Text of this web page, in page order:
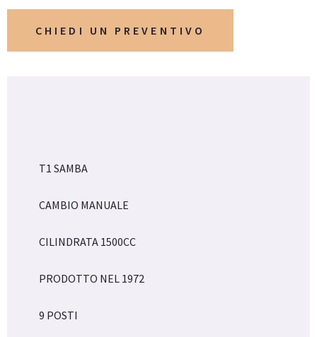
CHIEDI UN PREVENTIVO
T1 SAMBA
CAMBIO MANUALE
CILINDRATA 1500CC
PRODOTTO NEL 1972
9 POSTI